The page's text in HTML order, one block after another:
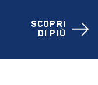
SCOPRI
DI PIÙ